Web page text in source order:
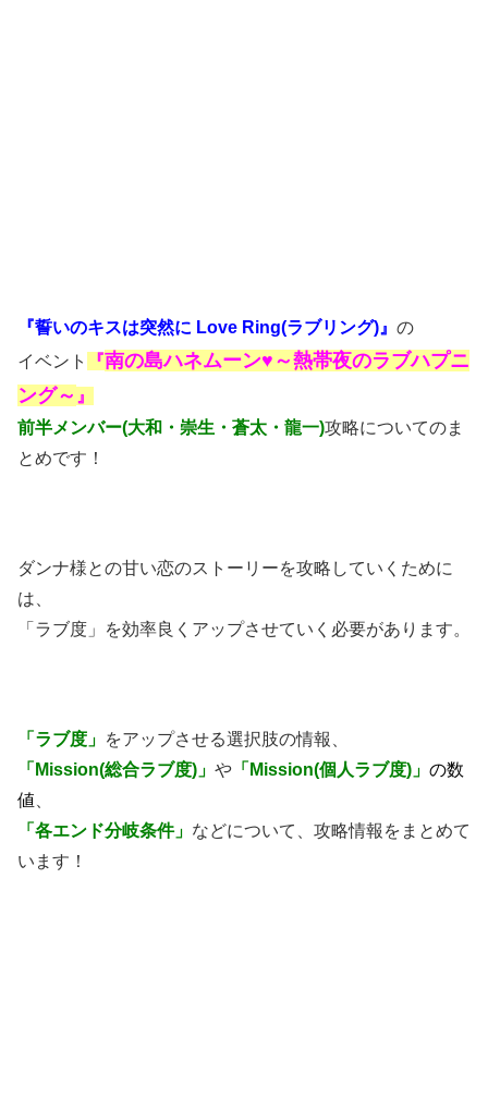
『誓いのキスは突然に Love Ring(ラブリング)』 の
イベント
『南の島ハネムーン♥～熱帯夜のラブハプニ
ング～ 』
前半メンバー(大和・崇生・蒼太・龍一)攻略についてのま
とめです！
ダンナ様との甘い恋のストーリーを攻略していくために
は、
「ラブ度」を効率良くアップさせていく必要があります。
「ラブ度」 をアップさせる選択肢の情報、
「Mission(総合ラブ度)」 や 「Mission(個人ラブ度)」 の数
値
「各エンド分岐条件」 などについて、攻略情報をまとめて
います！